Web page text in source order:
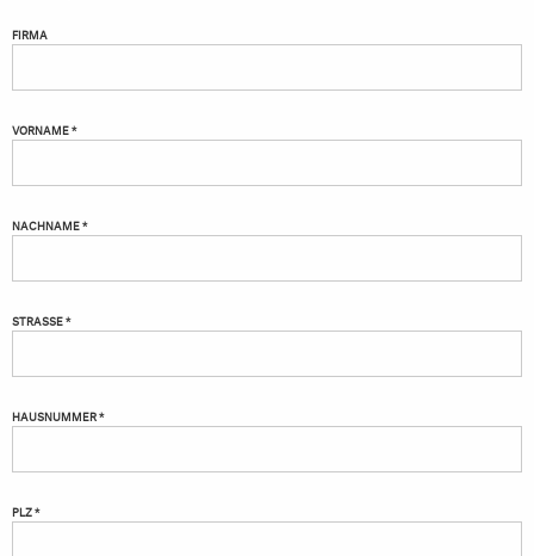
FIRMA
VORNAME *
NACHNAME *
STRASSE *
HAUSNUMMER *
PLZ *